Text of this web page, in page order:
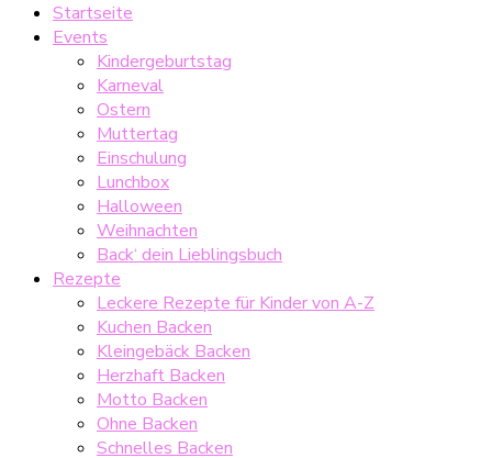
Startseite
Events
Kindergeburtstag
Karneval
Ostern
Muttertag
Einschulung
Lunchbox
Halloween
Weihnachten
Back‘ dein Lieblingsbuch
Rezepte
Leckere Rezepte für Kinder von A-Z
Kuchen Backen
Kleingebäck Backen
Herzhaft Backen
Motto Backen
Ohne Backen
Schnelles Backen